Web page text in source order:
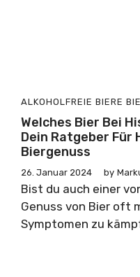
ALKOHOLFREIE BIERE
Welches Bier Bei
Dein Ratgeber Für
Biergenuss
26. Januar 2024 by
Bist du auch einer
Genuss von Bier oft
Symptomen zu